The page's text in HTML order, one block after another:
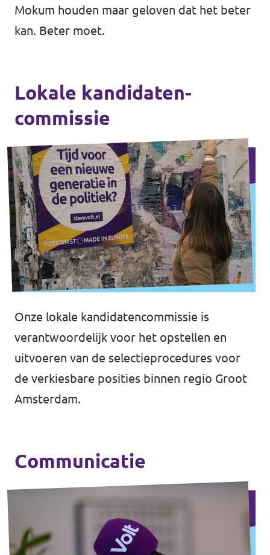
Mokum houden maar geloven dat het beter
kan. Beter moet.
Lokale kandidaten-
commissie
Onze lokale kandidatencommissie is
verantwoordelijk voor het opstellen en
uitvoeren van de selectieprocedures voor
de verkiesbare posities binnen regio Groot
Amsterdam.
Communicatie